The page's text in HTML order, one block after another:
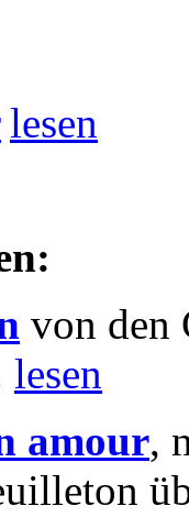
lesen
von den
lesen
amour,